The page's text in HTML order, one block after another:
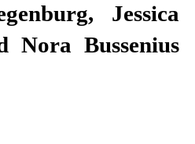
Jessica
Nora Bussenius